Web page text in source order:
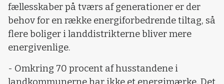
fællesskaber på tværs af generationer er der
behov for en række energiforbedrende tiltag, så
flere boliger i landdistrikterne bliver mere
energivenlige.
- Omkring 70 procent af husstandene i